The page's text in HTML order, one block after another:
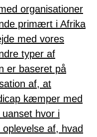
organisationer
primært i Afrika
med vores
typer af
er baseret på
af, at
kæmper med
hvor i
af, hvad